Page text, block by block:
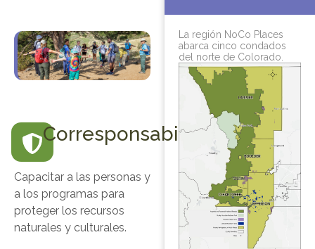
Corresponsabilidad
Capacitar a las personas y
a los programas para
proteger los recursos
naturales y culturales.
La región NoCo Places
abarca cinco condados
del norte de Colorado.